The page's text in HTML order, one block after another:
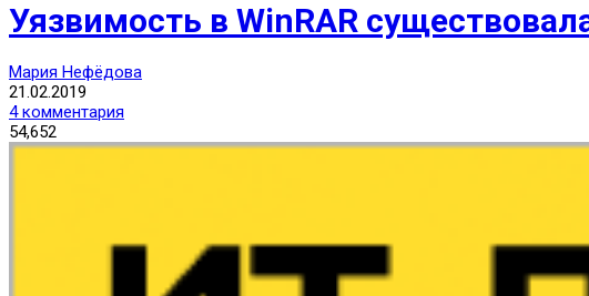
Уязвимость в WinRAR
Мария Нефёдова
21.02.2019
4 комментария
54,652